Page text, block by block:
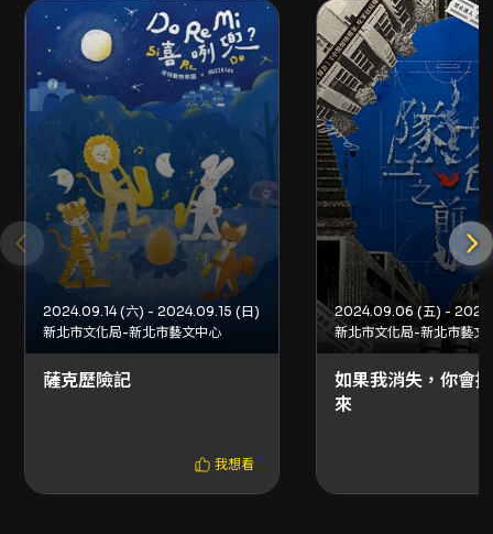
獎助計畫（來源頁面註記為115年度演藝團隊年度
獎助專案）支持，作為本次駐館與創作活動的背
書與資源之一。 觀演價值方面，雙劇作呈現兩種
不同但互為照應的敘事視角：一則內向家族記憶
的修補與對話，一則以物件串聯起城市記憶與個
人情感。對希望透過當代劇場理解「地方記憶如
何在個人生命中顯現」的觀眾，這場演出提供可
感知、可共鳴的文本與表演面向；對關注社區參
與與劇場實驗的觀眾，則能觀察創作如何將工作
坊成果與居民素材揉合入舞台。演出語言為華語
與台語發音（無字幕），演出長度約50分鐘，每
場演出結束後於現場舉辦演後談，提供觀眾與創
作者互動交流的機會。 票價資訊與優惠機制均由
主辦單位公告：單一票價為新台幣100元，並提
供包含學生、金枝會員等折扣方案，詳細票務購
買與退換票規範請依OPENTIX與主辦單位公告
為準。演出場地為新北市立圖書館淡水分館演藝
舉辦一系列相關活動（工作坊、讀劇、成果展演
等），欲瞭解更多駐館活動內容請參考金枝官方
2024.09.14 (六) - 2024.09.15 (日)
新北市文化局-新北市藝文中心
薩克歷險記
我想看
新北市文化局-新北市藝文
如果我消失，你會
來